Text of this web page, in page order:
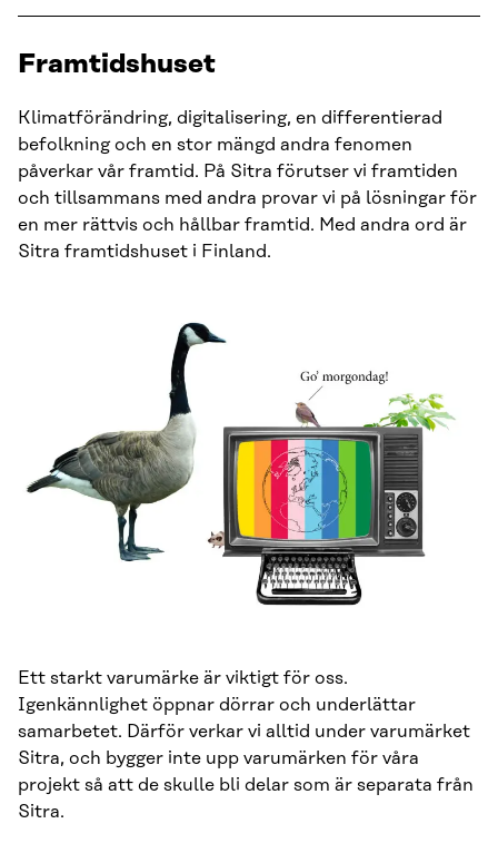
Framtidshuset
Klimatförändring, digitalisering, en differentierad
befolkning och en stor mängd andra fenomen
påverkar vår framtid. På Sitra förutser vi framtiden
och tillsammans med andra provar vi på lösningar för
en mer rättvis och hållbar framtid. Med andra ord är
Sitra framtidshuset i Finland.
Ett starkt varumärke är viktigt för oss.
Igenkännlighet öppnar dörrar och underlättar
samarbetet. Därför verkar vi alltid under varumärket
Sitra, och bygger inte upp varumärken för våra
projekt så att de skulle bli delar som är separata från
Sitra.